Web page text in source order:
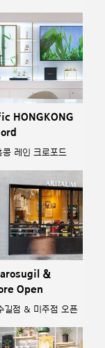
HONGKONG
콩 레인 크로포드
&
Open
길점 & 미주점 오픈